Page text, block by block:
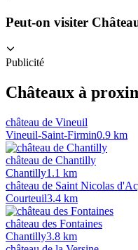
Peut-on visiter
Publicité
Châteaux à
château de Vineuil
Vineuil-Saint-Firmin0.9 km
château de Chantilly
Chantilly1.1 km
château de Saint Nicolas
Courteuil3.4 km
château des Fontaines
Chantilly3.8 km